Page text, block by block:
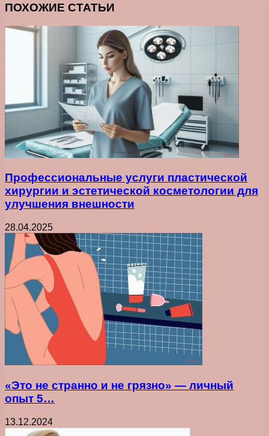
ПОХОЖИЕ СТАТЬИ
Профессиональные услуги пластической
хирургии и эстетической косметологии для
улучшения внешности
28.04.2025
«Это не странно и не грязно» — личный
опыт 5…
13.12.2024